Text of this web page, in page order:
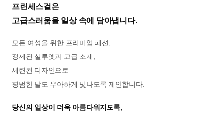
프린세스걸은
고급스러움을 일상 속에 담아냅니다.
모든 여성을 위한 프리미엄 패션,
정제된 실루엣과 고급 소재,
세련된 디자인으로
평범한 날도 우아하게 빛나도록 제안합니다.
당신의 일상이 더욱 아름다워지도록,